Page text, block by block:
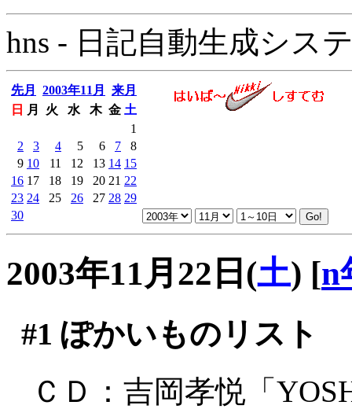
hns - 日記自動生成シス
先月 2003年11月
来月
日
月 火 水 木 金 土
1
2
3 4 5 6 7
8
9 10 11 12 13 14 15
16 17 18 19 20 21 22
23 24 25 26 27 28 29
30
2003年11月22日(土) [n
#1 ぽかいものリスト
ＣＤ：吉岡孝悦「